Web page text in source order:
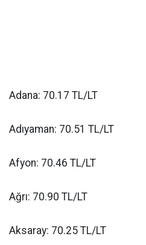
Adana: 70.17 TL/LT
Adıyaman: 70.51 TL/LT
Afyon: 70.46 TL/LT
Ağrı: 70.90 TL/LT
Aksaray: 70.25 TL/LT